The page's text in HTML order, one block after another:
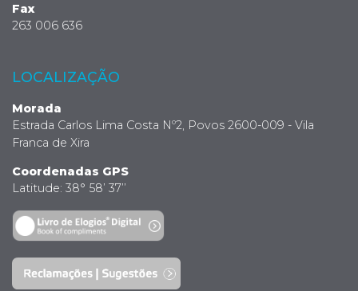
Fax
263 006 636
LOCALIZAÇÃO
Morada
Estrada Carlos Lima Costa Nº2, Povos 2600-009 - Vila
Franca de Xira
Coordenadas GPS
Latitude: 38° 58’ 37’’